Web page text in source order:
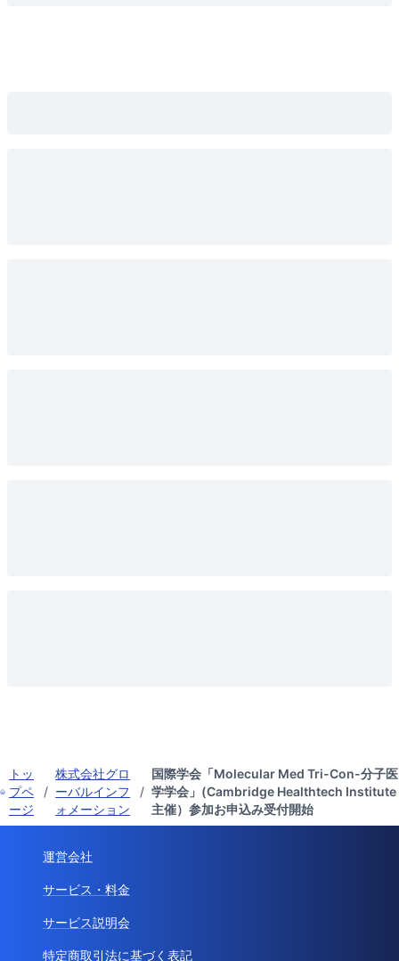
トッ
プペ
ージ
/
株式会社グロ
ーバルインフ
ォメーション
/
国際学会「Molecular Med Tri-Con-分子医
学学会」(Cambridge Healthtech Institute
主催）参加お申込み受付開始
運営会社
サービス・料金
サービス説明会
特定商取引法に基づく表記